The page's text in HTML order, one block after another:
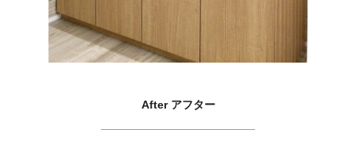
After アフター